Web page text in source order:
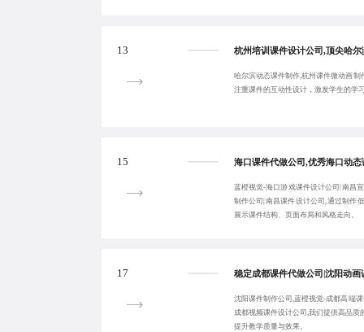
13
哈尔滨动态课件制作,杭州课件微动画制
注重课件的互动性设计，激发学生的学
15
蓝橙视觉-海口游戏课件设计公司|南昌
制作公司|南昌课件设计公司,通过制作
展示课件结构、页面布局和风格走向。
17
沈阳课件制作公司,蓝橙视觉-成都高端
成都视频课件设计公司,我们提供高品质
提升教学质量与效果。